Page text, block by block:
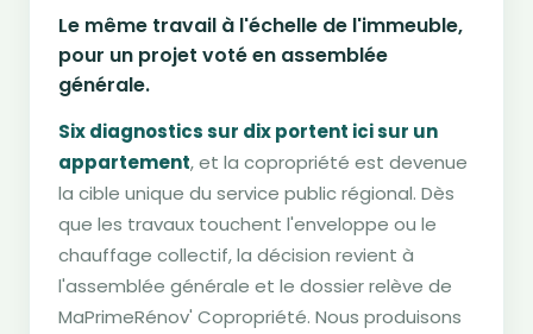
Le même travail à l'échelle de l'immeuble,
pour un projet voté en assemblée
générale.
Six diagnostics sur dix portent ici sur un
appartement, et la copropriété est devenue
la cible unique du service public régional. Dès
que les travaux touchent l'enveloppe ou le
chauffage collectif, la décision revient à
l'assemblée générale et le dossier relève de
MaPrimeRénov' Copropriété. Nous produisons